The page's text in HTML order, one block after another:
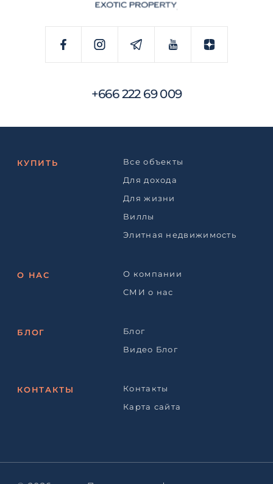
+666 222 69 009
КУПИТЬ
Все объекты
Для дохода
Для жизни
Виллы
Элитная недвижимость
О НАС
О компании
СМИ о нас
БЛОГ
Блог
Видео Блог
КОНТАКТЫ
Контакты
Карта сайта